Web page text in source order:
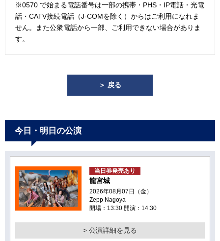
※0570 で始まる電話番号は一部の携帯・PHS・IP電話・光電
話・CATV接続電話（J-COMを除く）からはご利用になれま
せん。また公衆電話から一部、ご利用できない場合がありま
す。
＞ 戻る
今日・明日の公演
当日券発売あり
龍宮城
2026年08月07日（金）
Zepp Nagoya
開場：13:30 開演：14:30
> 公演詳細を見る